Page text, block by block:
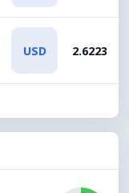
USD 2.6223